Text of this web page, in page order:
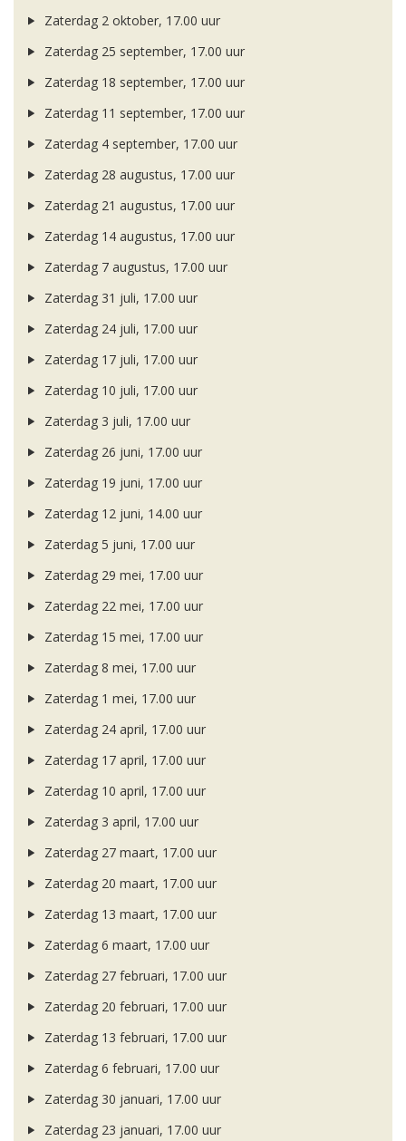
Zaterdag 2 oktober, 17.00 uur
Zaterdag 25 september, 17.00 uur
Zaterdag 18 september, 17.00 uur
Zaterdag 11 september, 17.00 uur
Zaterdag 4 september, 17.00 uur
Zaterdag 28 augustus, 17.00 uur
Zaterdag 21 augustus, 17.00 uur
Zaterdag 14 augustus, 17.00 uur
Zaterdag 7 augustus, 17.00 uur
Zaterdag 31 juli, 17.00 uur
Zaterdag 24 juli, 17.00 uur
Zaterdag 17 juli, 17.00 uur
Zaterdag 10 juli, 17.00 uur
Zaterdag 3 juli, 17.00 uur
Zaterdag 26 juni, 17.00 uur
Zaterdag 19 juni, 17.00 uur
Zaterdag 12 juni, 14.00 uur
Zaterdag 5 juni, 17.00 uur
Zaterdag 29 mei, 17.00 uur
Zaterdag 22 mei, 17.00 uur
Zaterdag 15 mei, 17.00 uur
Zaterdag 8 mei, 17.00 uur
Zaterdag 1 mei, 17.00 uur
Zaterdag 24 april, 17.00 uur
Zaterdag 17 april, 17.00 uur
Zaterdag 10 april, 17.00 uur
Zaterdag 3 april, 17.00 uur
Zaterdag 27 maart, 17.00 uur
Zaterdag 20 maart, 17.00 uur
Zaterdag 13 maart, 17.00 uur
Zaterdag 6 maart, 17.00 uur
Zaterdag 27 februari, 17.00 uur
Zaterdag 20 februari, 17.00 uur
Zaterdag 13 februari, 17.00 uur
Zaterdag 6 februari, 17.00 uur
Zaterdag 30 januari, 17.00 uur
Zaterdag 23 januari, 17.00 uur